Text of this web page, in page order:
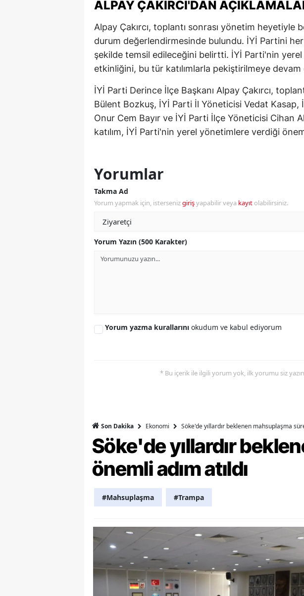
Kocaeli
Konya
Manisa
Kahramanmaraş
Nevşehir
Siirt
Trabzon
Tunceli
Şanlıurfa
Yozgat
Zonguldak
Aksaray
Bayburt
ALPAY ÇAKIRCI'DAN
Alpay Çakırcı, toplantı sonrası yönetim heyetiyle
durum değerlendirmesinde bulundu. İYİ Partini
şekilde temsil edileceğini belirtti. İYİ Parti'nin
etkinliğini, bu tür katılımlarla pekiştirilmeye devam
İYİ Parti Derince İlçe Başkanı Alpay Çakırcı,
Bülent Bozkuş, İYİ Parti İl Yöneticisi Vedat Kasap,
Onur Cem Bayır ve İYİ Parti İlçe Yöneticisi Cihan
katılım, İYİ Parti'nin yerel yönetimlere verdiği
Yorumlar
Takma Ad
Yorum yapmak için, istersenizgirişyapabilir veya kayıt olabilirsiniz.
Yorum Yazın (500 Karakter)
Yorum yazma kurallarını okudum ve kabul ediyorum
* Bu içerik ile ilgili yorum yok, ilk yorumu siz
Son Dakika Ekonomi Söke'de yıllardır beklenen mahsuplaşma
Söke'de yıllardır
önemli adım atıldı
#Mahsuplaşma #Trampa